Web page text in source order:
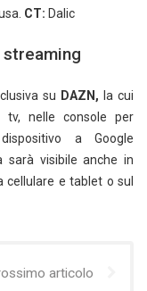
CT: Dalic
su DAZN, la cui
tv, nelle console per
a Google
sarà visibile anche in
cellulare e tablet o sul
articolo